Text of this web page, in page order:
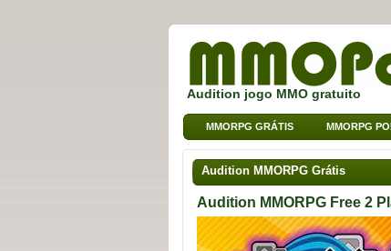
Audition jogo MMO gratuito
MMORPG GRÁTIS MMORPG
Audition MMORPG Grátis
Audition MMORPG Free 2